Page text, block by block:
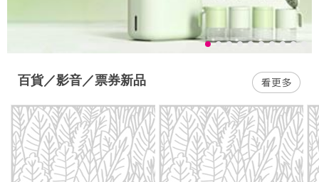
百貨／影音／票券新品